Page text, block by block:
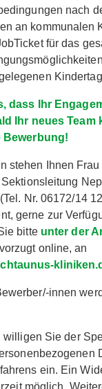
nach
an kommunalen
für das
dass Ihr
Ihr neues Team
Bewerbung!
stehen Ihnen Frau
Sektionsleitung
Nr. 06172/14
gerne zur
bitte unter der
online, an
innen
willigen Sie der
ein. Ein